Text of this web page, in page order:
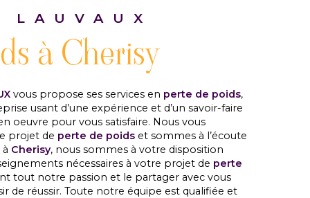
LAUVAUX
à Cherisy
vous propose ses services en perte de poids,
usant d’une expérience et d’un savoir-faire
oeuvre pour vous satisfaire. Nous vous
projet de perte de poids et sommes à l’écoute
Cherisy, nous sommes à votre disposition
nécessaires à votre projet de perte
tout notre passion et le partager avec vous
de réussir. Toute notre équipe est qualifiée et